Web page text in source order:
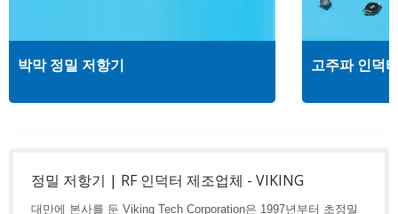
박막 정밀 저항기 고주파 인덕
정밀 저항기 | RF 인덕터 제조업체 - VIKING
대만에 본사를 둔 Viking Tech Corporation은 1997년부터 초정밀